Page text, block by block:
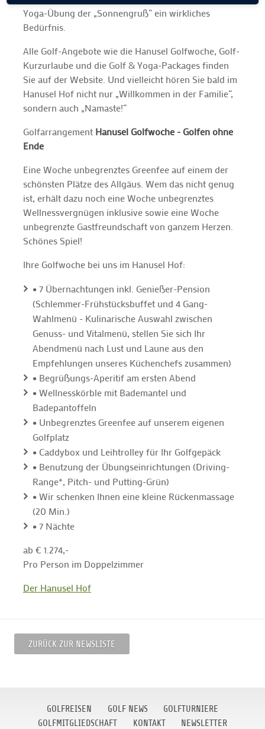
Yoga-Übung der „Sonnengruß“ ein wirkliches
Bedürfnis.
Alle Golf-Angebote wie die Hanusel Golfwoche, Golf-
Kurzurlaube und die Golf & Yoga-Packages finden
Sie auf der Website. Und vielleicht hören Sie bald im
Hanusel Hof nicht nur „Willkommen in der Familie“,
sondern auch „Namaste!“
Golfarrangement Hanusel Golfwoche - Golfen ohne
Ende
Eine Woche unbegrenztes Greenfee auf einem der
schönsten Plätze des Allgäus. Wem das nicht genug
ist, erhält dazu noch eine Woche unbegrenztes
Wellnessvergnügen inklusive sowie eine Woche
unbegrenzte Gastfreundschaft von ganzem Herzen.
Schönes Spiel!
Ihre Golfwoche bei uns im Hanusel Hof:
•7 Übernachtungen inkl. Genießer-Pension
(Schlemmer-Frühstücksbuffet und 4 Gang-
Wahlmenü - Kulinarische Auswahl zwischen
Genuss- und Vitalmenü, stellen Sie sich Ihr
Abendmenü nach Lust und Laune aus den
Empfehlungen unseres Küchenchefs zusammen)
• Begrüßungs-Aperitif am ersten Abend
•Wellnesskörble mit Bademantel und
Badepantoffeln
• Unbegrenztes Greenfee auf unserem eigenen
Golfplatz
• Caddybox und Leihtrolley für Ihr Golfgepäck
• Benutzung der Übungseinrichtungen (Driving-
Range*, Pitch- und Putting-Grün)
•Wir schenken Ihnen eine kleine Rückenmassage
(20 Min.)
•7 Nächte
ab € 1.274,-
Pro Person im Doppelzimmer
Der Hanusel Hof
ZURÜCK ZUR NEWSLISTE
GOLFREISEN GOLF NEWS
GOLFTURNIERE
GOLFMITGLIEDSCHAFT
KONTAKT NEWSLETTER